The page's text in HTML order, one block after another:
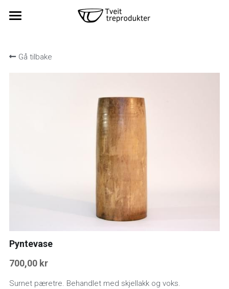
Kundeanmeldelser
Kontakt
Gå tilbake
Pyntevase
700,00 kr
Surnet pæretre. Behandlet med skjellakk og voks.